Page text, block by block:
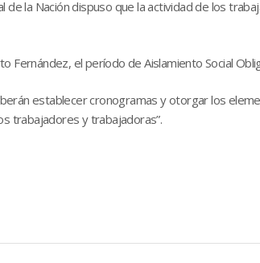
de la Nación dispuso que la actividad de los
Fernández, el período de Aislamiento Social
establecer cronogramas y otorgar los
trabajadores y trabajadoras”.